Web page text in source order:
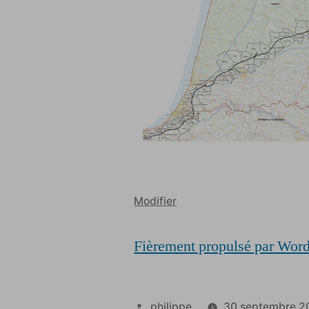
Modifier
Fièrement propulsé par
Publié